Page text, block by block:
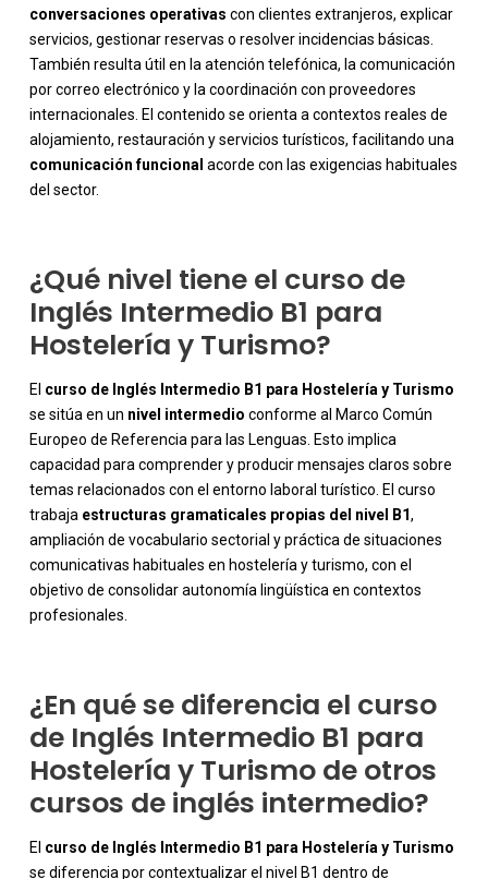
conversaciones operativas con clientes extranjeros, explicar
servicios, gestionar reservas o resolver incidencias básicas.
También resulta útil en la atención telefónica, la comunicación
por correo electrónico y la coordinación con proveedores
internacionales. El contenido se orienta a contextos reales de
alojamiento, restauración y servicios turísticos, facilitando una
comunicación funcional acorde con las exigencias habituales
del sector.
-
¿Qué nivel tiene el curso de
Inglés Intermedio B1 para
Hostelería y Turismo?
El curso de Inglés Intermedio B1 para Hostelería y Turismo
se sitúa en un nivel intermedio conforme al Marco Común
Europeo de Referencia para las Lenguas. Esto implica
capacidad para comprender y producir mensajes claros sobre
temas relacionados con el entorno laboral turístico. El curso
trabaja estructuras gramaticales propias del nivel B1,
ampliación de vocabulario sectorial y práctica de situaciones
comunicativas habituales en hostelería y turismo, con el
objetivo de consolidar autonomía lingüística en contextos
profesionales.
-
¿En qué se diferencia el curso
de Inglés Intermedio B1 para
Hostelería y Turismo de otros
cursos de inglés intermedio?
El curso de Inglés Intermedio B1 para Hostelería y Turismo
se diferencia por contextualizar el nivel B1 dentro de